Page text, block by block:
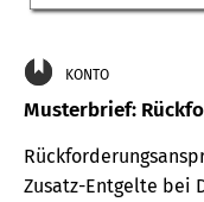
KONTO
Musterbrief:
Zusatz-Entgelte bei